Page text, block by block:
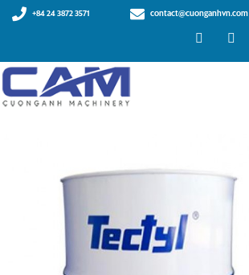
+84 24 3872 3571 contact@cuonganhvn.com